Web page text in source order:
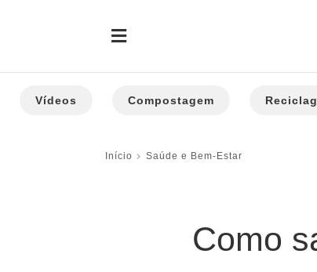
Vídeos Compostagem
Início Saúde e Bem-Estar
Como